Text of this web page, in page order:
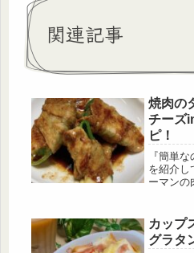
関連記事
焼肉の
チーズ
ピ！
『簡単
を紹介し
ーマンの
チーズと
を消して
進むおか
カップ
グラタ